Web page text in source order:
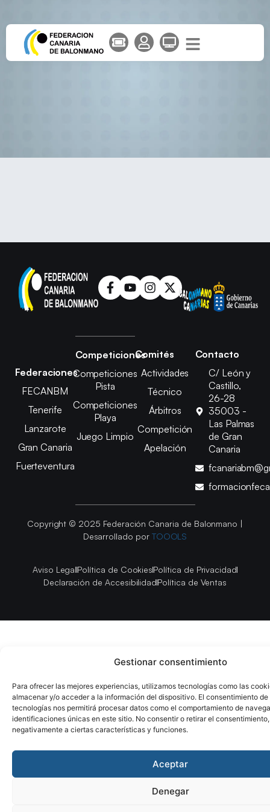
Gestionar consentimiento
Para ofrecer las mejores experiencias, utilizamos tecnologías como las
almacenar y/o acceder a la información del dispositivo. El consentimiento de
tecnologías nos permitirá procesar datos como el comportamiento de
identificaciones únicas en este sitio. No consentir o retirar el
negativamente a ciertas características y funciones.
Aceptar
Denegar
Federaciones
FECANBM
Tenerife
Lanzarote
Gran Canaria
Fuerteventura
Competiciones
Competiciones
Pista
Competiciones
Playa
Juego Limpio
Comités
Actividades
Técnico
Árbitros
Competición
Apelación
Contacto
C/ León y
Castillo,
26-28
35003 -
Las Palmas
de Gran
Canaria
Copyright © 2025 Federación Canaria de Balonmano |
Desarrollado por TOOOLS
Aviso LegalPolítica de CookiesPolítica de Privacidad
Declaración de AccesibilidadPolítica de Ventas